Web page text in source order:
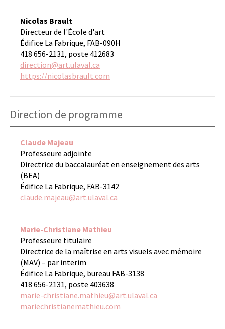
Nicolas Brault
Directeur de l'École d'art
Édifice La Fabrique, FAB-090H
418 656-2131, poste 412683
direction@art.ulaval.ca
https://nicolasbrault.com
Direction de programme
Claude Majeau
Professeure adjointe
Directrice du baccalauréat en enseignement des arts
(BEA)
Édifice La Fabrique, FAB-3142
claude.majeau@art.ulaval.ca
Marie-Christiane Mathieu
Professeure titulaire
Directrice de la maîtrise en arts visuels avec mémoire
(MAV) – par interim
Édifice La Fabrique, bureau FAB-3138
418 656-2131, poste 403638
marie-christiane.mathieu@art.ulaval.ca
mariechristianemathieu.com